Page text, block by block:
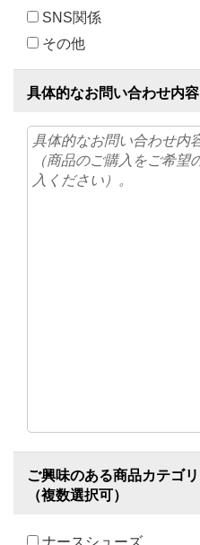
SNS関係
その他
具体的なお問い合わせ内容
ご興味のある商品カテゴリ
（複数選択可）
ナースシューズ